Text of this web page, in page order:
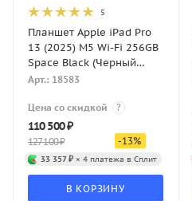
5
Планшет Apple iPad Pro
13 (2025) M5 Wi-Fi 256GB
Space Black (Черный
космос)
Арт.: 18583
Цена со скидкой ?
110 500₽
127 100₽ -13%
33 357 ₽ × 4 платежа в Сплит
В КОРЗИНУ